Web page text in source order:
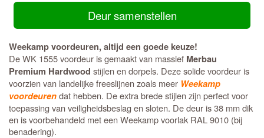
Deur samenstellen
Weekamp voordeuren, altijd een goede keuze!
De WK 1555 voordeur is gemaakt van massief Merbau
Premium Hardwood stijlen en dorpels. Deze solide voordeur is
voorzien van landelijke freeslijnen zoals meer Weekamp
voordeurendat hebben. De extra brede stijlen zijn perfect voor
toepassing van veiligheidsbeslag en sloten. De deur is 38 mm dik
en is voorbehandeld met een Weekamp voorlak RAL 9010 (bij
benadering).